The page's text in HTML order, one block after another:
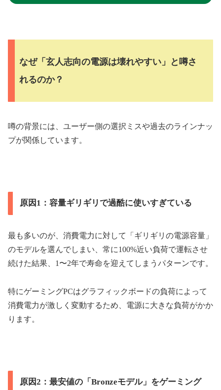
なぜ「玄人志向の電源は壊れやすい」と噂さ
れるのか？
噂の背景には、ユーザー側の選択ミスや過去のラインナッ
プが関係しています。
原因1：容量ギリギリで過酷に使いすぎている
最も多いのが、消費電力に対して「ギリギリの電源容量」
のモデルを選んでしまい、常に100%近い負荷で運転させ
続けた結果、1〜2年で寿命を迎えてしまうパターンです。
特にゲーミングPCはグラフィックボードの負荷によって
消費電力が激しく変動するため、電源に大きな負荷がかか
ります。
原因2：最安値の「Bronzeモデル」をゲーミング